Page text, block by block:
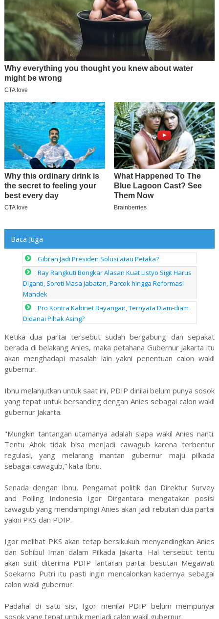
Baca Juga
Gibran Jadi Presiden Solusi atau Petaka?
Ray Rangkuti Bongkar Alasan Kuat Listyo Sigit Harus
Diganti, Soroti Masa Jabatan, Parcok hingga Reformasi
Mandek
Pro Kontra Kabinet Bayangan, Ternyata Diam-diam
Didanai Pihak Asing?
Ketika dua partai tersebut sudah bergabung dan sepakat
berada di belakang Anies, maka petahana Gubernur Jakarta itu
akan menghadapi masalah lain yakni penentuan calon wakil
gubernur.
Ibnu melanjutkan untuk saat ini, PDIP dinilai belum punya sosok
yang tepat untuk bersanding dengan Anies sebagai calon wakil
gubernur Jakarta.
"Mungkin tantangan utamanya adalah siapa wakil Anies nanti.
Tentu Ahok tidak bisa menjadi cawagub karena terbentur
regulasi, yang melarang mantan gubernur maju pilkada
sebagai cawagub,” kata Ibnu.
Senada dengan Ibnu, Pengamat politik dan Direktur Survey
and Polling Indonesia Igor Dirgantara mengatakan posisi
cawagub yang mendampingi Anies akan jadi rebutan dua partai
yakni PKS dan PDIP.
Igor melihat PKS akan tetap bersikukuh menyandingkan Anies
dan Sohibul Iman dalam Pilkada Jakarta. Hal tersebut tentu
akan sulit diterima PDIP lantaran partai besutan Megawati
Soekarno Putri itu pasti ingin mencalonkan kadernya sebagai
calon wakil gubernur.
Padahal di satu sisi, Igor menilai PDIP belum mempunyai
sosok yang tepat untuk menjadi calon wakil gubernur.